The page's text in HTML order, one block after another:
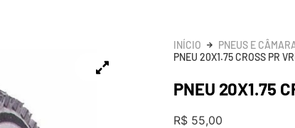
INÍCIO PNEUS E
PNEU 20X1.75 CROSS PR
PNEU 20X1.75
R$ 55,00